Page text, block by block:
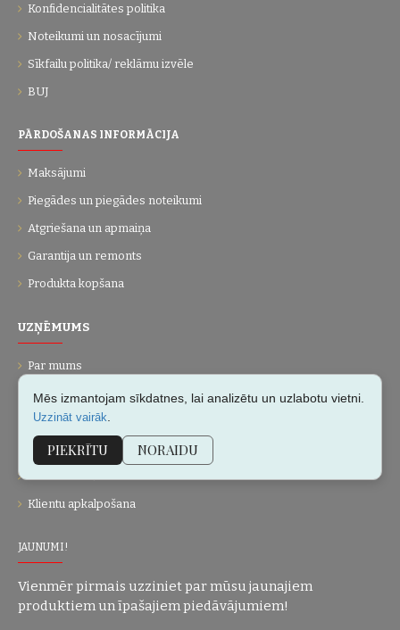
Konfidencialitātes politika
Noteikumi un nosacījumi
Sīkfailu politika/ reklāmu izvēle
BUJ
PĀRDOŠANAS INFORMĀCIJA
Maksājumi
Piegādes un piegādes noteikumi
Atgriešana un apmaiņa
Garantija un remonts
Produkta kopšana
UZŅĒMUMS
Par mums
Kontakti
Vietnes karte
Dāvanu kartes
Klientu apkalpošana
JAUNUMI!
Vienmēr pirmais uzziniet par mūsu jaunajiem
produktiem un īpašajiem piedāvājumiem!
Mēs izmantojam sīkdatnes, lai analizētu un uzlabotu vietni.
Uzzināt vairāk
PIEKRĪTU NORAIDU